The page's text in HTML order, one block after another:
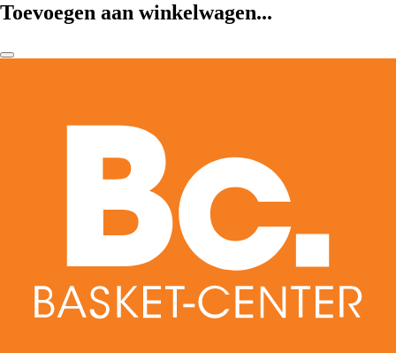
Toevoegen aan winkelwagen...